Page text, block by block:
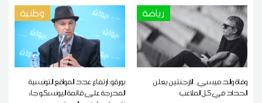
رياضة
وفاة والد ميسي.. الأرجنتين يعلن
الحداد في كل الملاعب
وطنية
بورقو: ارتفاع عدد المواقع التونسية
المدرجة على قائمة اليونسكو جاء